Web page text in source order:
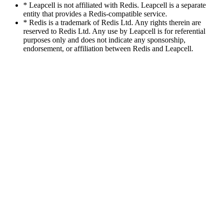
* Leapcell is not affiliated with Redis. Leapcell is a separate
entity that provides a Redis-compatible service.
* Redis is a trademark of Redis Ltd. Any rights therein are
reserved to Redis Ltd. Any use by Leapcell is for referential
purposes only and does not indicate any sponsorship,
endorsement, or affiliation between Redis and Leapcell.